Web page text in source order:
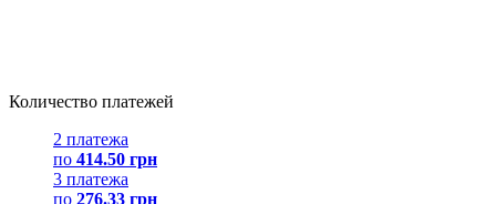
Количество платежей
2 платежа
по 414.50 грн
3 платежа
по 276.33 грн